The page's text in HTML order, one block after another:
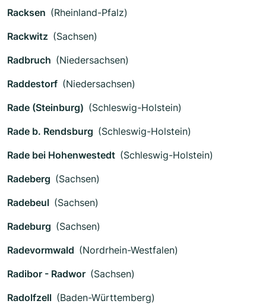
Racksen (Rheinland-Pfalz)
Rackwitz (Sachsen)
Radbruch (Niedersachsen)
Raddestorf (Niedersachsen)
Rade (Steinburg) (Schleswig-Holstein)
Rade b. Rendsburg (Schleswig-Holstein)
Rade bei Hohenwestedt (Schleswig-Holstein)
Radeberg (Sachsen)
Radebeul (Sachsen)
Radeburg (Sachsen)
Radevormwald (Nordrhein-Westfalen)
Radibor - Radwor (Sachsen)
Radolfzell (Baden-Württemberg)